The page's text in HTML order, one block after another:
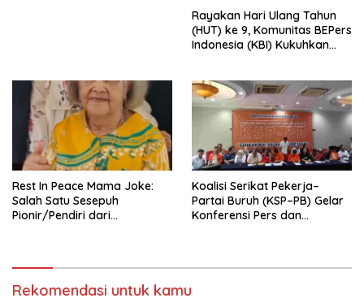
Rayakan Hari Ulang Tahun
(HUT) ke 9, Komunitas BEPers
Indonesia (KBI) Kukuhkan
Tema: “Penguatan dan
Pengembangan Organisasi
KBI yang Berbasis Riset di
seluruh Indonesia dan
Mancanegara”.
Rest In Peace Mama Joke:
Salah Satu Sesepuh
Pionir/Pendiri dari
Kasih Allah.
Koalisi Serikat Pekerja–
Partai Buruh (KSP–PB) Gelar
Konferensi Pers dan
RUU Ketenagakerjaan Baru.
Rekomendasi untuk kamu